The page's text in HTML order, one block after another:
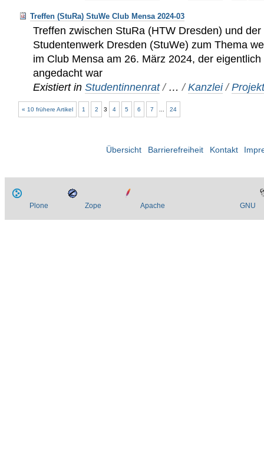
Treffen (StuRa) StuWe Club Mensa 2024-03
Treffen zwischen StuRa (HTW Dresden) und
Studentenwerk Dresden (StuWe) zum Thema
im Club Mensa am 26. März 2024, der
angedacht war
Existiert in Studentinnenrat / …/Kanzlei /
« 10 frühere Artikel 1 2 3 4 5 6 7 24
Übersicht Barrierefreiheit Kontakt
Plone Zope Apache GNU